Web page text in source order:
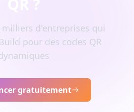
milliers d'entreprises qui
pour des codes QR
gratuitement